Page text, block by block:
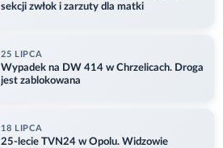
sekcji zwłok i zarzuty dla matki
25 LIPCA
Wypadek na DW 414 w Chrzelicach. Droga
jest zablokowana
18 LIPCA
25-lecie TVN24 w Opolu. Widzowie